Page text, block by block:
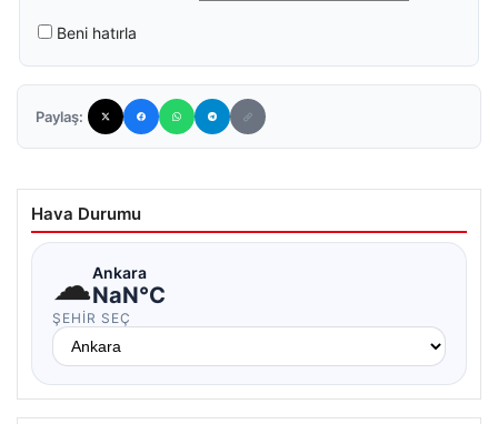
Beni hatırla
Paylaş:
Hava Durumu
☁Ankara
NaN°C
ŞEHIR SEÇ